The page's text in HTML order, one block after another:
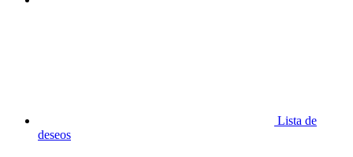
Lista de
deseos